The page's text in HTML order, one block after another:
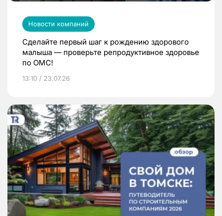
Новости компаний
Сделайте первый шаг к рождению здорового
малыша — проверьте репродуктивное здоровье
по ОМС!
13:10 / 23.07.26